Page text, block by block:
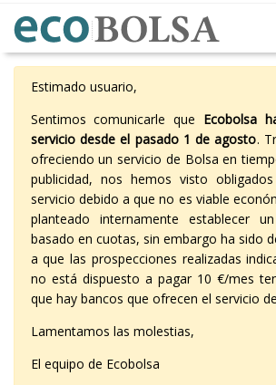
Estimado usuario,
Sentimos comunicarle que Ecobolsa
servicio desde el pasado 1 de agosto.
ofreciendo un servicio de Bolsa en
publicidad, nos hemos visto
servicio debido a que no es viable
planteado internamente establecer
basado en cuotas, sin embargo ha sido
a que las prospecciones realizadas
no está dispuesto a pagar 10 €/mes
que hay bancos que ofrecen el servicio
Lamentamos las molestias,
El equipo de Ecobolsa